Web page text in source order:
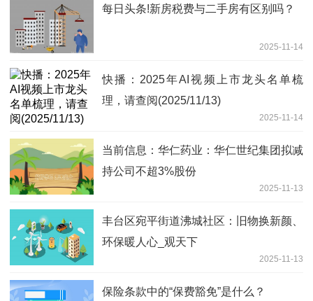
每日头条!新房税费与二手房有区别吗？
2025-11-14
快播：2025年AI视频上市龙头名单梳
理，请查阅(2025/11/13)
2025-11-14
当前信息：华仁药业：华仁世纪集团拟减
持公司不超3%股份
2025-11-13
丰台区宛平街道沸城社区：旧物换新颜、
环保暖人心_观天下
2025-11-13
保险条款中的“保费豁免”是什么？